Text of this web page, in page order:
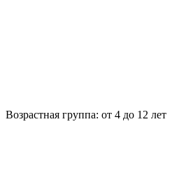
Возрастная группа: от 4 до 12 лет